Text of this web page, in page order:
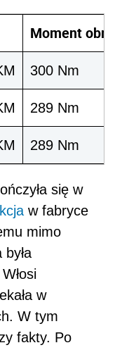
Moment
300 Nm
289 Nm
289 Nm
się w
w fabryce
mimo
w
W tym
fakty. Po